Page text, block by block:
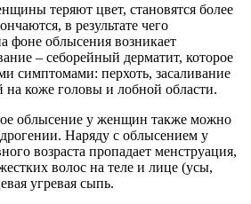
теряют цвет, становятся более
в результате чего
фоне облысения возникает
– себорейный дерматит, которое
симптомами: перхоть, засаливание
на коже головы и лобной области.
облысение у женщин также можно
Наряду с облысением у
возраста пропадает менструация,
волос на теле и лице (усы,
угревая сыпь.